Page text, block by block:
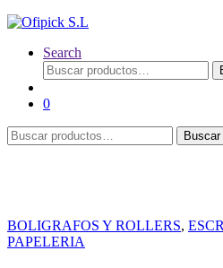
Search
Buscar
por:
0
Buscar
por:
Buscar
BOLIGRAFOS Y ROLLERS,
PAPELERIA